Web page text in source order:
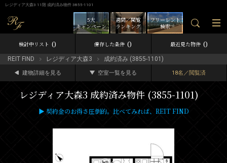
レジディア大森3 11階 成約済み物件 3855-1101
フリーレント
検索
週間／閲覧
ランキング
5大
キャンペーン
検討中リスト 0 保存した条件 0 最近見た物件 0
REIT FIND レジディア大森3 成約済み (3855-1101)
建物詳細を見る 空室一覧を見る 18名／閲覧済
レジディア大森3 成約済み物件 (3855-1101)
▶ 契約金のお得さ圧倒的。比べてみれば、REIT FIND